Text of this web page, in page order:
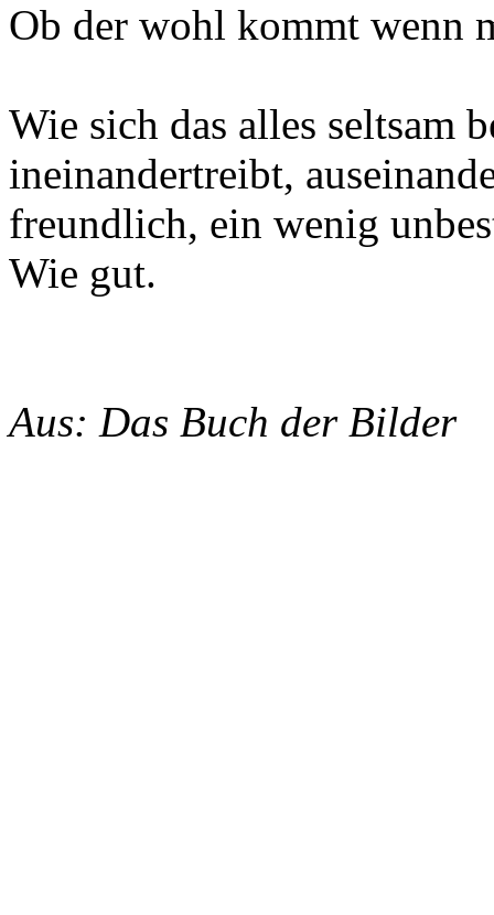
Ob der wohl kommt wenn
Wie sich das alles seltsam
ineinandertreibt,
freundlich, ein wenig
Wie gut.
Aus: Das Buch der Bilder